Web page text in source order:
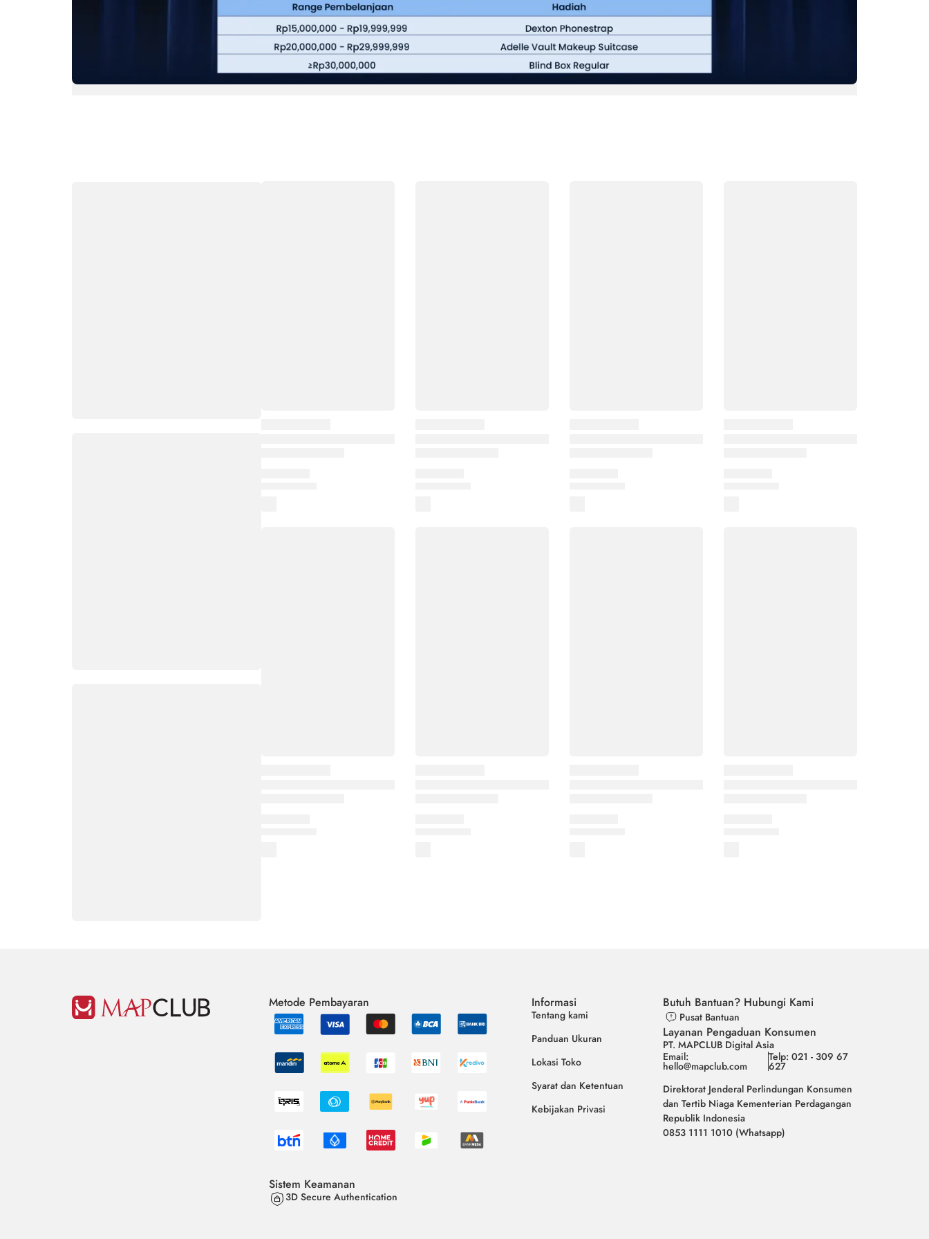
Metode Pembayaran
Sistem Keamanan
3D Secure Authentication
Informasi
Tentang kami
Panduan Ukuran
Lokasi Toko
Syarat dan Ketentuan
Kebijakan Privasi
Butuh Bantuan? Hubungi Kami
Pusat Bantuan
Layanan Pengaduan Konsumen
PT. MAPCLUB Digital Asia
Email:
hello@mapclub.com
Telp: 021 - 309 67
627
Direktorat Jenderal Perlindungan Konsumen
dan Tertib Niaga Kementerian Perdagangan
Republik Indonesia
0853 1111 1010 (Whatsapp)